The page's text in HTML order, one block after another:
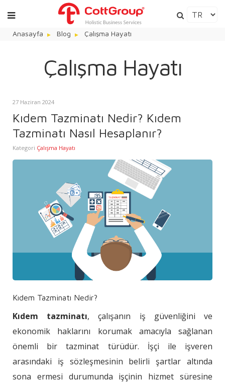
Anasayfa Blog Çalışma Hayatı
Çalışma Hayatı
27 Haziran 2024
Kıdem Tazminatı Nedir? Kıdem
Tazminatı Nasıl Hesaplanır?
Kategori Çalışma Hayatı
Kıdem Tazminatı Nedir?
Kıdem tazminatı, çalışanın iş güvenliğini ve
ekonomik haklarını korumak amacıyla sağlanan
önemli bir tazminat türüdür. İşçi ile işveren
arasındaki iş sözleşmesinin belirli şartlar altında
sona ermesi durumunda işçinin hizmet süresine